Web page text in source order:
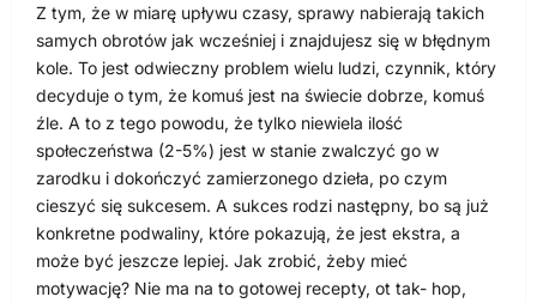
Z tym, że w miarę upływu czasy, sprawy nabierają takich
samych obrotów jak wcześniej i znajdujesz się w błędnym
kole. To jest odwieczny problem wielu ludzi, czynnik, który
decyduje o tym, że komuś jest na świecie dobrze, komuś
źle. A to z tego powodu, że tylko niewiela ilość
społeczeństwa (2-5%) jest w stanie zwalczyć go w
zarodku i dokończyć zamierzonego dzieła, po czym
cieszyć się sukcesem. A sukces rodzi następny, bo są już
konkretne podwaliny, które pokazują, że jest ekstra, a
może być jeszcze lepiej. Jak zrobić, żeby mieć
motywację? Nie ma na to gotowej recepty, ot tak- hop,